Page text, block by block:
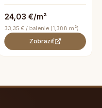
24,03 €/m²
33,35 € / balenie (1,388 m²)
Zobraziť